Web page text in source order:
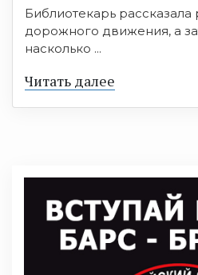
Библиотекарь
дорожного движения, а
насколько ...
Читать далее